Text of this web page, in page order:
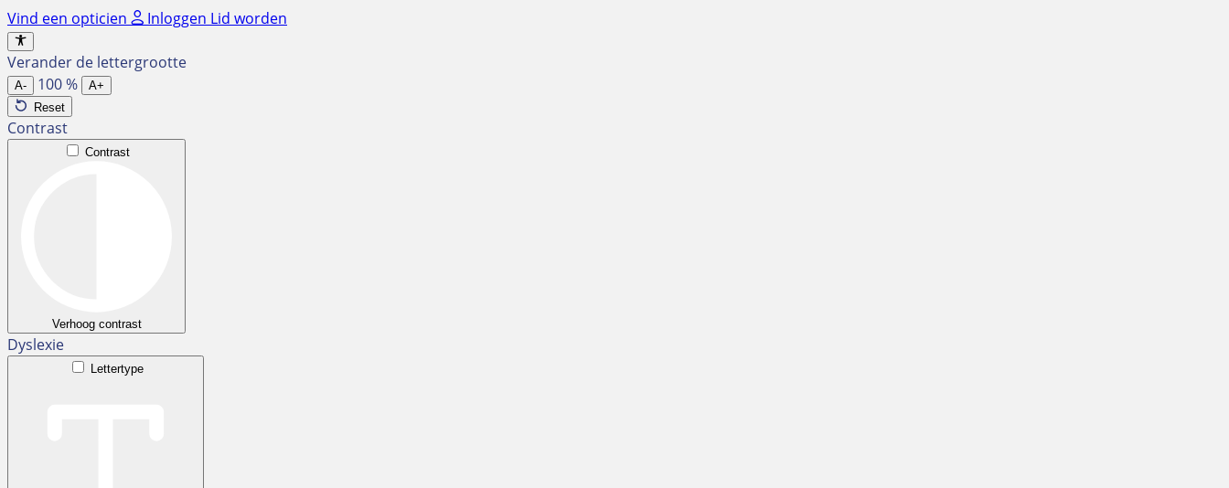
Ga
naar
de
inhoud
Vind een opticien Inloggen Lid worden
Verander de lettergrootte
A- 100%
A+
Reset
Contrast
Contrast
Verhoog contrast
Dyslexie
Lettertype